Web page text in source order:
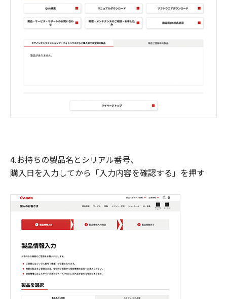
4.お持ちの製品名とシリアル番号、
購入日を入力してから「入力内容を確認する」を押す